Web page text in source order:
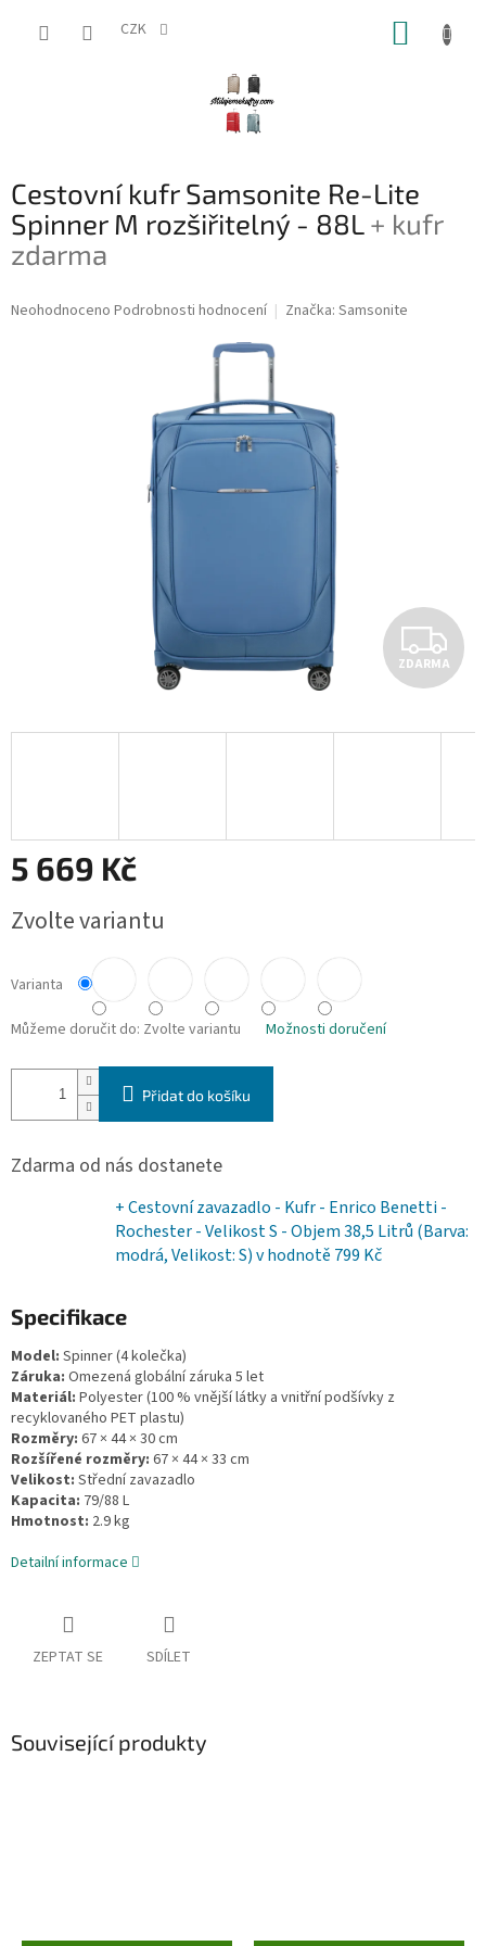
CZK
Cestovní kufr Samsonite Re-Lite
Spinner M rozšiřitelný - 88L+ kufr
zdarma
Průměrné
Neohodnoceno Podrobnosti hodnocení Značka: Samsonite
Z
D
A
ZDARMA
5 669 Kč
cena:
Zvolte variantu
Varianta
Můžeme doručit do: Zvolte variantu Možnosti doručení
Přidat do košíku
Zdarma od nás dostanete
+ Cestovní zavazadlo - Kufr - Enrico Benetti -
Rochester - Velikost S - Objem 38,5 Litrů (Barva:
modrá, Velikost: S)v hodnotě 799 Kč
Specifikace
Model: Spinner (4 kolečka)
Záruka: Omezená globální záruka 5 let
Materiál: Polyester (100 % vnější látky a vnitřní podšívky z
recyklovaného PET plastu)
Rozměry: 67 × 44 × 30 cm
Rozšířené rozměry: 67 × 44 × 33 cm
Velikost: Střední zavazadlo
Kapacita: 79/88 L
Hmotnost: 2.9 kg
Detailní informace
ZEPTAT SE SDÍLET
Související produkty